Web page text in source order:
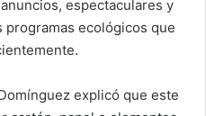
espectaculares y
ecológicos que
explicó que este